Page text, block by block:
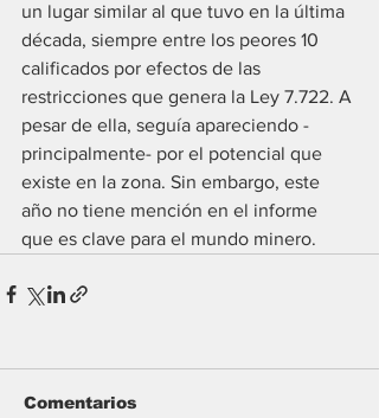
un lugar similar al que tuvo en la última
década, siempre entre los peores 10
calificados por efectos de las
restricciones que genera la Ley 7.722. A
pesar de ella, seguía apareciendo -
principalmente- por el potencial que
existe en la zona. Sin embargo, este
año no tiene mención en el informe
que es clave para el mundo minero.
Comentarios